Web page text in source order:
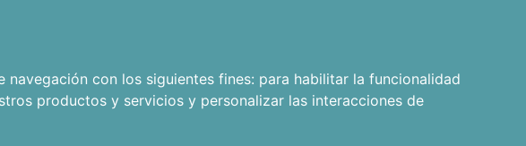
con los siguientes fines: para habilitar la funcionalidad
productos y servicios y personalizar las interacciones de